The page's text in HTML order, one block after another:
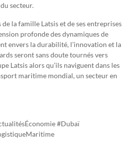
secteur.
la famille Latsis et de ses entreprises
profonde des dynamiques de
envers la durabilité, l’innovation et la
seront sans doute tournés vers
Latsis alors qu’ils naviguent dans les
maritime mondial, un secteur en
#Dubaï